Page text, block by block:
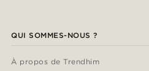
QUI SOMMES-NOUS ?
À propos de Trendhim